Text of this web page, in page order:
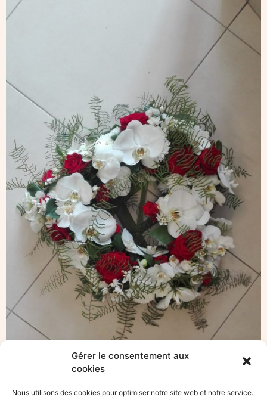
Gérer le consentement aux
cookies
Nous utilisons des cookies pour optimiser notre site web et notre service.